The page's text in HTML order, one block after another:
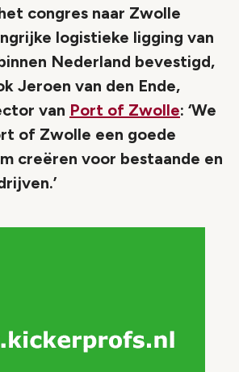
congres naar Zwolle
logistieke ligging van
Nederland bevestigd,
Jeroen van den Ende,
van Port of Zwolle: ‘We
of Zwolle een goede
creëren voor bestaande en